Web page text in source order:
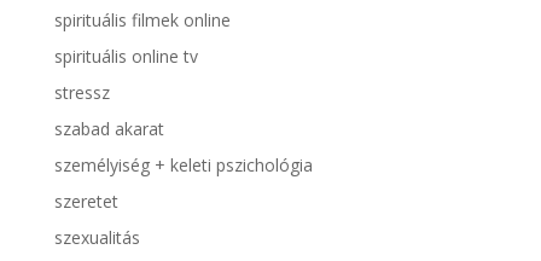
spirituális filmek online
spirituális online tv
stressz
szabad akarat
személyiség + keleti pszichológia
szeretet
szexualitás